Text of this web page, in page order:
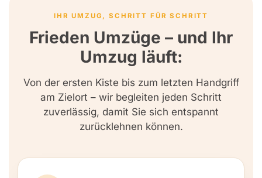
IHR UMZUG, SCHRITT FÜR SCHRITT
Frieden Umzüge – und Ihr
Umzug läuft:
Von der ersten Kiste bis zum letzten Handgriff
am Zielort – wir begleiten jeden Schritt
zuverlässig, damit Sie sich entspannt
zurücklehnen können.